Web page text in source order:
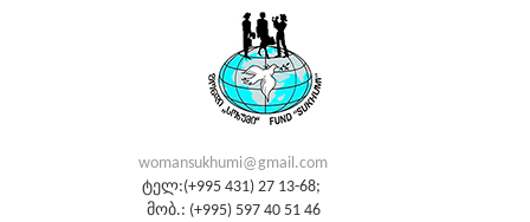
womansukhumi@gmail.com
ტელ:(+995 431) 27 13-68;
მობ.: (+995) 597 40 51 46